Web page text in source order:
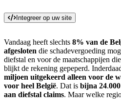
Integreer op uw site
Vandaag heeft slechts 8% van de
afgesloten die schadevergoeding
diefstal en voor de maatschappijen
blijkt de rekening gepeperd.
miljoen uitgekeerd alleen voor de
voor heel België. Dat is bijna 24.
aan diefstal claims. Maar welke